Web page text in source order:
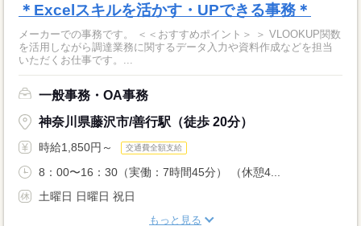
＊Excelスキルを活かす・UPできる事務＊
メーカーでの事務です。 ＜＜おすすめポイント＞ ＞ VLOOKUP関数
を活用しながら調達業務に関するデータ入力や資料作成などを担当
いただくお仕事です。...
一般事務・OA事務
神奈川県藤沢市/善行駅（徒歩 20分）
時給1,850円～ 交通費全額支給
8：00〜16：30（実働：7時間45分） （休憩4...
土曜日 日曜日 祝日
もっと見る